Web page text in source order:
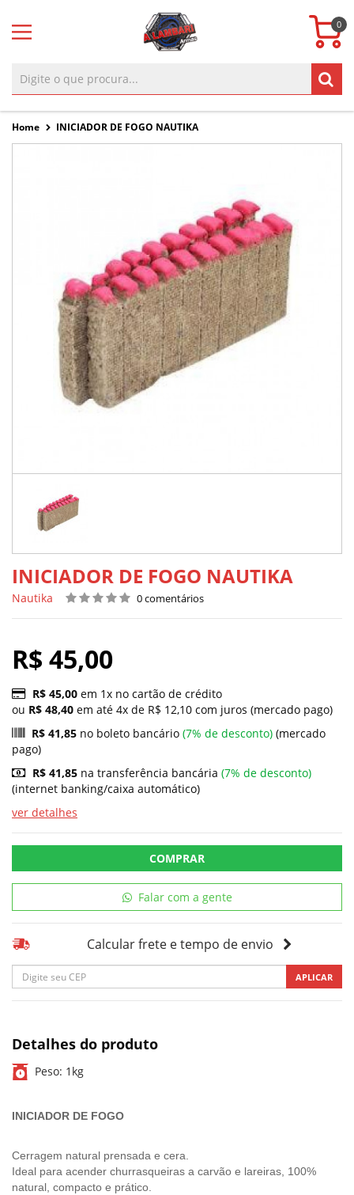
0
Home INICIADOR DE FOGO NAUTIKA
INICIADOR DE FOGO NAUTIKA
Nautika 0 comentários
R$ 45,00
R$ 45,00 em 1x no cartão de crédito
ou R$ 48,40 em até 4x de R$ 12,10 com juros (mercado pago)
R$ 41,85 no boleto bancário (7% de desconto) (mercado
pago)
R$ 41,85 na transferência bancária (7% de desconto)
(internet banking/caixa automático)
ver detalhes
COMPRAR
Falar com a gente
Calcular frete e tempo de envio
APLICAR
Detalhes do produto
Peso: 1kg
INICIADOR DE FOGO
Cerragem natural prensada e cera.
Ideal para acender churrasqueiras a carvão e lareiras, 100%
natural, compacto e prático.